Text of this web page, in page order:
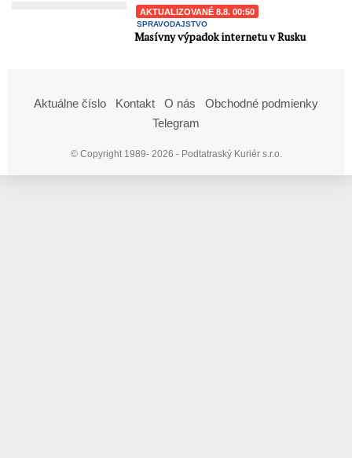
AKTUALIZOVANÉ 8.8. 00:50
SPRAVODAJSTVO
Masívny výpadok internetu v Rusku
Aktuálne číslo Kontakt O nás
Obchodné podmienky
Telegram
© Copyright 1989- 2026 - Podtatraský Kuriér s.r.o.